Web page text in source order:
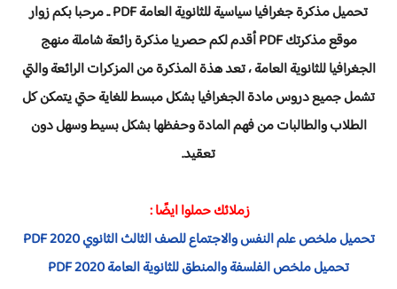
تحميل مذكرة جغرافيا سياسية للثانوية العامة PDF .. مرحبا بكم زوار
موقع مذكرتك PDF أقدم لكم حصريا مذكرة رائعة شاملة منهج
الجغرافيا للثانوية العامة ، تعد هذة المذكرة من المزكرات الرائعة والتي
تشمل جميع دروس مادة الجغرافيا بشكل مبسط للغاية حتي يتمكن كل
الطلاب والطالبات من فهم المادة وحفظها بشكل بسيط وسهل دون
تعقيد.
زملائك حملوا ايضًا :
تحميل ملخص علم النفس والاجتماع للصف الثالث الثانوي 2020 PDF
تحميل ملخص الفلسفة والمنطق للثانوية العامة 2020 PDF